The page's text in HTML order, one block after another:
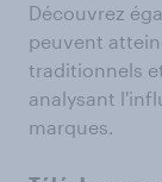
Découvrez
peuvent
traditionnels
analysant
marques.